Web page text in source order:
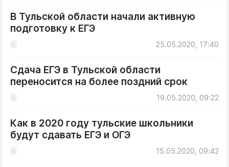
В Тульской области начали активную
подготовку к ЕГЭ
25.05.2020, 17:40
Сдача ЕГЭ в Тульской области
переносится на более поздний срок
19.05.2020, 09:22
Как в 2020 году тульские школьники
будут сдавать ЕГЭ и ОГЭ
15.05.2020, 09:42